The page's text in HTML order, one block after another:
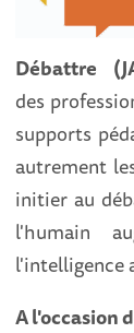
Débattre
des
supports
autrement
initier au
l'humain
l'intelligence
A l'occasion